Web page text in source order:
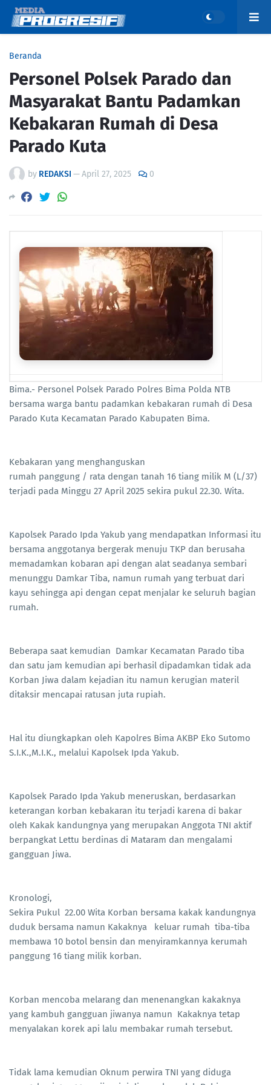
Beranda
Personel Polsek Parado dan
Masyarakat Bantu Padamkan
Kebakaran Rumah di Desa
Parado Kuta
by REDAKSI —April 27, 2025 0
Bima.- Personel Polsek Parado Polres Bima Polda NTB
bersama warga bantu padamkan kebakaran rumah di Desa
Parado Kuta Kecamatan Parado Kabupaten Bima.
Kebakaran yang menghanguskan
rumah panggung / rata dengan tanah 16 tiang milik M (L/37)
terjadi pada Minggu 27 April 2025 sekira pukul 22.30. Wita.
Kapolsek Parado Ipda Yakub yang mendapatkan Informasi itu
bersama anggotanya bergerak menuju TKP dan berusaha
memadamkan kobaran api dengan alat seadanya sembari
menunggu Damkar Tiba, namun rumah yang terbuat dari
kayu sehingga api dengan cepat menjalar ke seluruh bagian
rumah.
Beberapa saat kemudian Damkar Kecamatan Parado tiba
dan satu jam kemudian api berhasil dipadamkan tidak ada
Korban Jiwa dalam kejadian itu namun kerugian materil
ditaksir mencapai ratusan juta rupiah.
Hal itu diungkapkan oleh Kapolres Bima AKBP Eko Sutomo
S.I.K.,M.I.K., melalui Kapolsek Ipda Yakub.
Kapolsek Parado Ipda Yakub meneruskan, berdasarkan
keterangan korban kebakaran itu terjadi karena di bakar
oleh Kakak kandungnya yang merupakan Anggota TNI aktif
berpangkat Lettu berdinas di Mataram dan mengalami
gangguan Jiwa.
Kronologi,
Sekira Pukul 22.00 Wita Korban bersama kakak kandungnya
duduk bersama namun Kakaknya keluar rumah tiba-tiba
membawa 10 botol bensin dan menyiramkannya kerumah
panggung 16 tiang milik korban.
Korban mencoba melarang dan menenangkan kakaknya
yang kambuh gangguan jiwanya namun Kakaknya tetap
menyalakan korek api lalu membakar rumah tersebut.
Tidak lama kemudian Oknum perwira TNI yang diduga